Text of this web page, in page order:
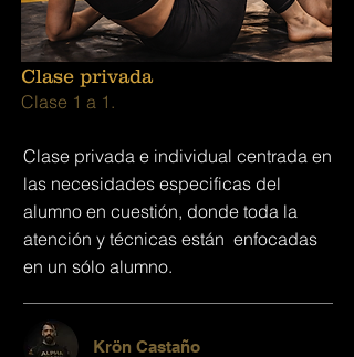
Clase privada
Clase 1 a 1.
Clase privada e individual centrada en
las necesidades especificas del
alumno en cuestión, donde toda la
atención y técnicas están enfocadas
en un sólo alumno.
Krön Castaño